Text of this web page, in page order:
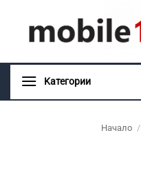
content
Kатегории
Начало /